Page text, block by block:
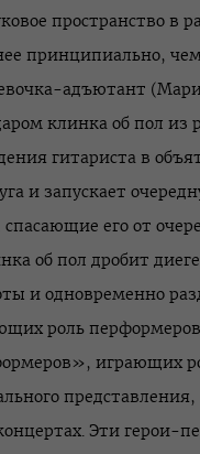
пространство в
принципиально, чем
адъютант
клинка об пол из
гитариста в
и запускает
его от
об пол дробит
и одновременно
роль
играющих
Эти герои-